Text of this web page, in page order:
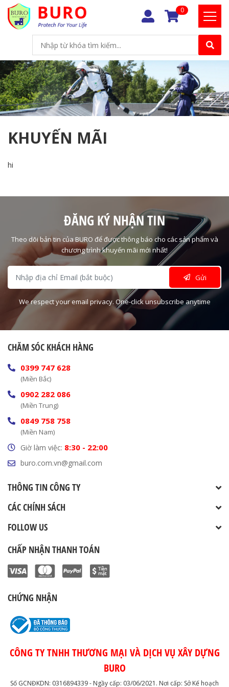
0
KHUYẾN MÃI
hi
ĐĂNG KÝ NHẬN TIN
Theo dõi bản tin của BURO để được thông báo cho các sản phẩm và
chương trình khuyến mãi mới nhất!
Gửi
We respect your email privacy. One-click unsubscribe anytime
CHĂM SÓC KHÁCH HÀNG
0399 747 628
(Miền Bắc)
0902 282 086
(Miền Trung)
0849 758 758
(Miền Nam)
Giờ làm việc: 8:30 - 22:00
buro.com.vn@gmail.com
THÔNG TIN CÔNG TY
CÁC CHÍNH SÁCH
FOLLOW US
CHẤP NHẬN THANH TOÁN
CHỨNG NHẬN
CÔNG TY TNHH THƯƠNG MẠI VÀ DỊCH VỤ XÂY DỰNG
BURO
Số GCNĐKDN: 0316894339 - Ngầy cấp: 03/06/2021. Nơi cấp: Sở Kế hoạch